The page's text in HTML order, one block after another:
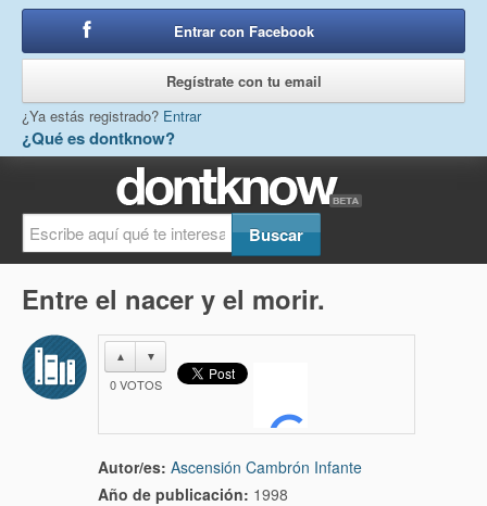
¿Qué es dontknow?
Entrar con Facebook
Regístrate con tu email
¿Ya estás registrado? Entrar
Entre el nacer y el morir.
▲ ▼
0VOTOS
Autor/es: Ascensión Cambrón Infante
Año de publicación: 1998